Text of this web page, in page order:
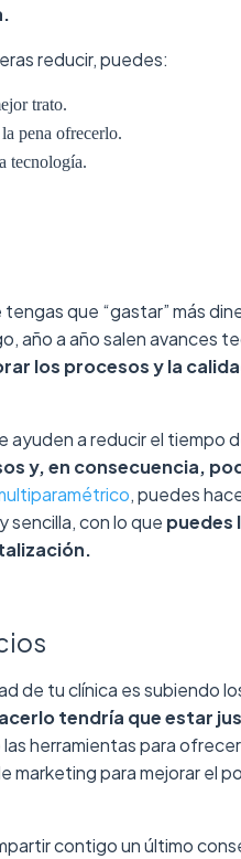
reducir, puedes:
trato.
pena ofrecerlo.
tecnología.
que “gastar” más
año a año salen avances
los procesos y la
a reducir el tiempo
y, en consecuencia,
, puedes
sencilla, con lo que puedes
de tu clínica es subiendo
tendría que estar
herramientas para
marketing para mejorar el
contigo un último